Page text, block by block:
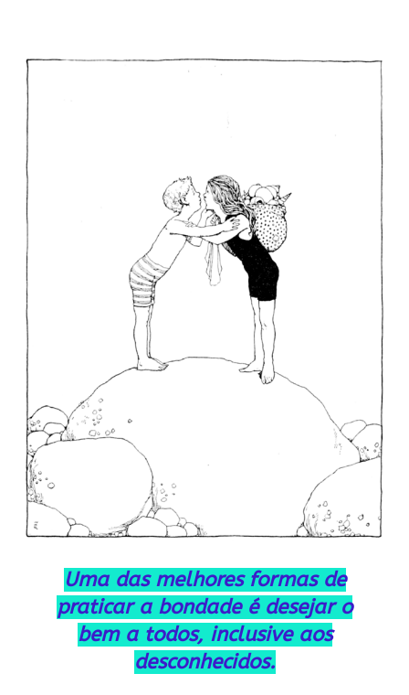
Uma das melhores formas de
praticar a bondade é desejar o
bem a todos, inclusive aos
desconhecidos.